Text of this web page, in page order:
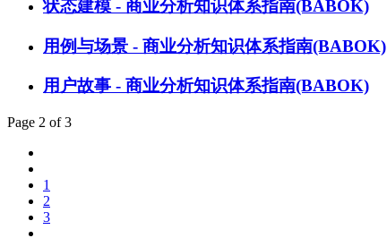
状态建模 - 商业分析知识体系指南(BABOK)
用例与场景 - 商业分析知识体系指南(BABOK)
用户故事 - 商业分析知识体系指南(BABOK)
Page 2 of 3
1
2
3